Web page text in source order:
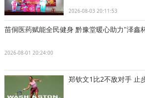
2026-08-03 20:11:53
苗侗医药赋能全民健身 黔豫堂暖心助力"泽鑫
2026-08-01 20:24:00
郑钦文1比2不敌对手 止